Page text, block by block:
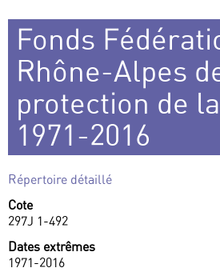
Fonds
Rhône-Alpes
protection de
1971-2016
Répertoire détaillé
Cote
297J 1-492
Dates extrêmes
1971-2016